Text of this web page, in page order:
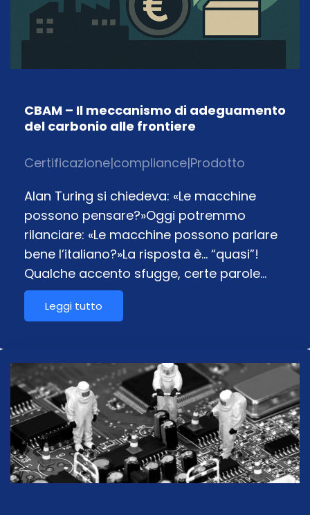
CBAM – Il meccanismo di adeguamento
del carbonio alle frontiere
Certificazione|compliance|Prodotto
Alan Turing si chiedeva: «Le macchine
possono pensare?»Oggi potremmo
rilanciare: «Le macchine possono parlare
bene l’italiano?»La risposta è… “quasi”!
Qualche accento sfugge, certe parole…
Leggi tutto